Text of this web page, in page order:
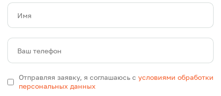
Имя
Ваш телефон
Отправляя заявку, я соглашаюсь с условиями обработки
персональных данных